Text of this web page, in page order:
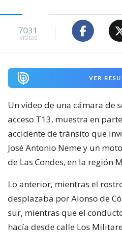
7031
visitas
VER
Un video de una cámara de
acceso T13, muestra en
accidente de tránsito que
José Antonio Neme y un
de Las Condes, en la región
Lo anterior, mientras el
desplazaba por Alonso de
sur, mientras que el
hacía desde calle Los